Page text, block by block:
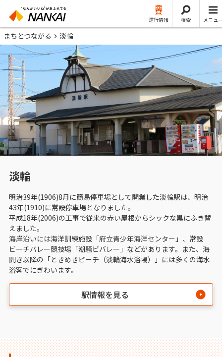
運行情報 検索 メニュ
まちとつながる 淡輪
淡輪
明治39年(1906)8月に簡易停車場として開業した淡輪駅は、明治
43年(1910)に常設停車場となりました。
平成18年(2006)の工事で従来の赤い屋根からシックな黒にふき替
えました。
海岸沿いには海洋訓練施設「府立青少年海洋センター」、常設
ビーチバレー競技場「潮騒ビバレー」などがあります。また、海
開き以降の「ときめきビーチ（淡輪海水浴場）」には多くの海水
浴客でにぎわいます。
駅情報を見る